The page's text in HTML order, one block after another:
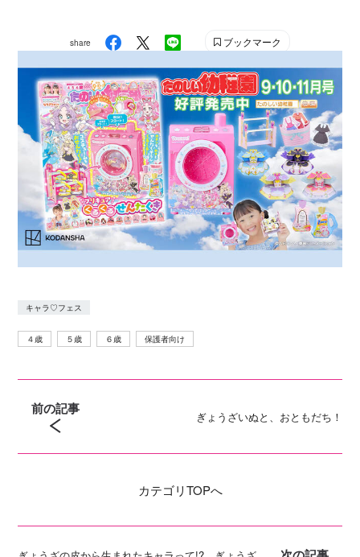
share ブックマーク
キャラ♡フェス
４歳 ５歳 ６歳 保護者向け
前の記事 ぎょうざいぬと、おともだち！
カテゴリTOPへ